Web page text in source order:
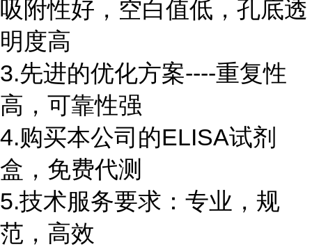
吸附性好，空白值低，孔底透
明度高
3.先进的优化方案----重复性
高，可靠性强
4.购买本公司的ELISA试剂
盒，免费代测
5.技术服务要求：专业，规
范，高效